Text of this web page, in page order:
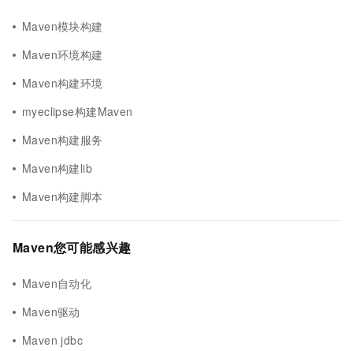
Maven模块构建
Maven环境构建
Maven构建环境
myeclipse构建Maven
Maven构建服务
Maven构建lib
Maven构建脚本
Maven您可能感兴趣
Maven自动化
Maven驱动
Maven jdbc